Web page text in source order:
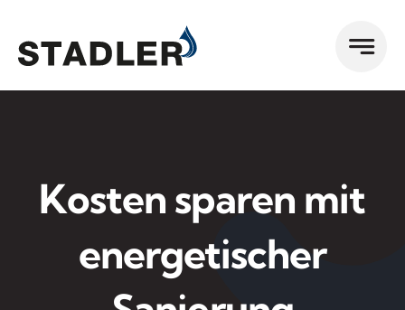
Inhalt
springen
Kosten sparen mit
energetischer